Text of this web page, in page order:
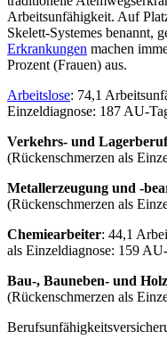
Arbeitsunfähigkeit. Auf
Skelett-Systemes benannt,
Erkrankungen machen
Prozent (Frauen) aus.
Arbeitslose: 74,1
Einzeldiagnose: 187 AU-
Verkehrs- und
(Rückenschmerzen als
Metallerzeugung und -
(Rückenschmerzen als
Chemiearbeiter: 44,1
als Einzeldiagnose: 159
Bau-, Bauneben- und
(Rückenschmerzen als